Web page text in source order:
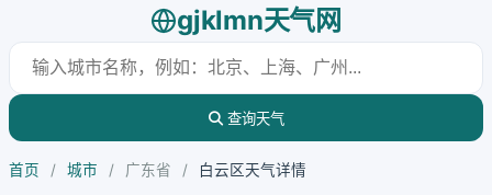
gjklmn天气网
查询天气
首页 / 城市 / 广东省 / 白云区天气详情